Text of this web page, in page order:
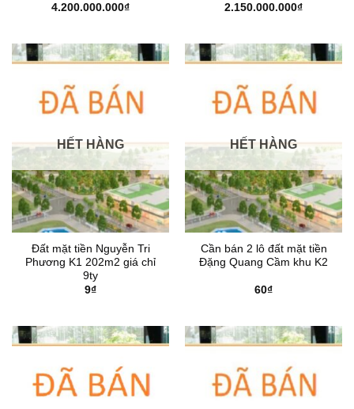
4.200.000.000₫
2.150.000.000₫
HẾT HÀNG
Đất mặt tiền Nguyễn Tri
Phương K1 202m2 giá chỉ
9ty
9₫
HẾT HÀNG
Cần bán 2 lô đất mặt tiền
Đặng Quang Cầm khu K2
60₫